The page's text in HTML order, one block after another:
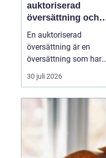
auktoriserad
översättning och
när behövs den?
En auktoriserad
översättning är en
översättning som har
juridisk giltighet. Den
utförs av en översättare
Kammarkollegiet och
att översättningen...
30 juli 2026